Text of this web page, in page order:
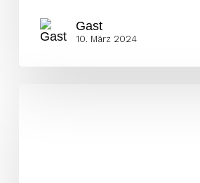
Gast
10. März 2024